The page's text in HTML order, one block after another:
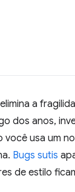
a
dos anos,
você usa um
Bugs sutis
de estilo